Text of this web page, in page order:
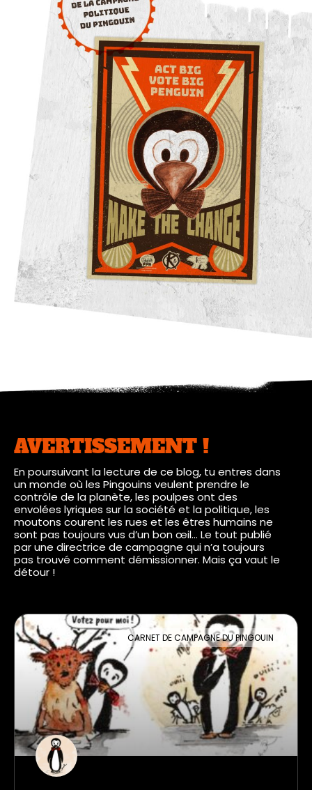
AVERTISSEMENT !
En poursuivant la lecture de ce blog, tu entres dans
un monde où les Pingouins veulent prendre le
contrôle de la planète, les poulpes ont des
envolées lyriques sur la société et la politique, les
moutons courent les rues et les êtres humains ne
sont pas toujours vus d’un bon œil… Le tout publié
par une directrice de campagne qui n’a toujours
pas trouvé comment démissionner. Mais ça vaut le
détour !
CARNET DE CAMPAGNE DU PINGOUIN